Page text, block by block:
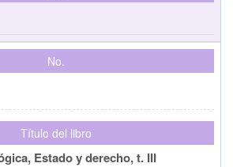
No.
Título del libro
Estado y derecho, t. III